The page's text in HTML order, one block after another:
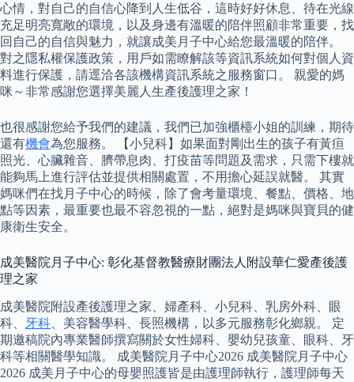
心情，對自己的自信心降到人生低谷，這時好好休息、待在光線
充足明亮寬敞的環境，以及身邊有溫暖的陪伴照顧非常重要，找
回自己的自信與魅力，就讓成美月子中心給您最溫暖的陪伴。
對之隱私權保護政策，用戶如需瞭解該等資訊系統如何對個人資
料進行保護，請逕洽各該機構資訊系統之服務窗口。 親愛的媽
咪～非常感謝您選擇美麗人生產後護理之家！
也很感謝您給予我們的建議，我們已加強櫃檯小姐的訓練，期待
還有機會為您服務。 【小兒科】如果面對剛出生的孩子有黃疸
照光、心臟雜音、臍帶息肉、打疫苗等問題及需求，只需下樓就
能夠馬上進行評估並提供相關處置，不用擔心延誤就醫。 其實
媽咪們在找月子中心的時候，除了會考量環境、餐點、價格、地
點等因素，最重要也最不容忽視的一點，絕對是媽咪與寶貝的健
康衛生安全。
成美醫院月子中心: 彰化基督教醫療財團法人附設華仁愛產後護
理之家
成美醫院附設產後護理之家、婦產科、小兒科、乳房外科、眼
科、
牙科 、美容醫學科、長照機構，以多元服務彰化鄉親。 定
期邀稿院內專業醫師撰寫關於女性婦科、嬰幼兒孩童、眼科、牙
科等相關醫學知識。 成美醫院月子中心2026 成美醫院月子中心
2026 成美月子中心的母嬰照護皆是由護理師執行，護理師每天